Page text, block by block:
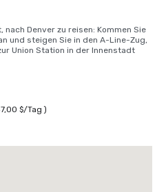
Denver zu reisen: Kommen Sie
und steigen Sie in den A-Line-Zug,
Union Station in der Innenstadt
$/Tag )